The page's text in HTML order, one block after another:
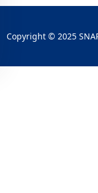
Copyright © 2025